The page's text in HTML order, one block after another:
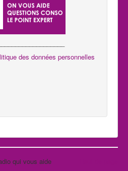
des données personnelles
qui vous aide